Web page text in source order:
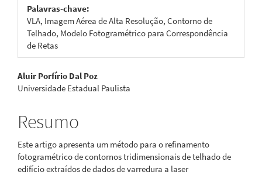
Palavras-chave:
VLA, Imagem Aérea de Alta Resolução, Contorno de
Telhado, Modelo Fotogramétrico para Correspondência
de Retas
Conteúdo
do
artigo
principal
Aluir Porfírio Dal Poz
Universidade Estadual Paulista
Resumo
Este artigo apresenta um método para o refinamento
fotogramétrico de contornos tridimensionais de telhado de
edifício extraídos de dados de varredura a laser